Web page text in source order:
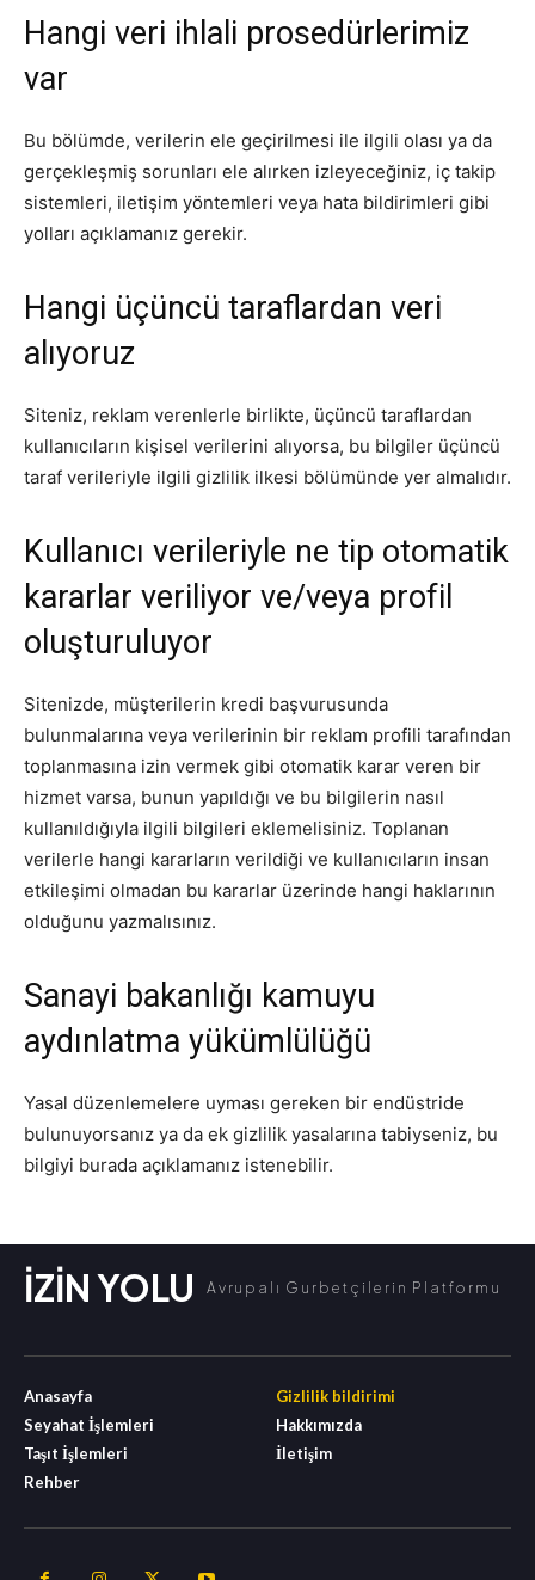
Hangi veri ihlali prosedürlerimiz
var
Bu bölümde, verilerin ele geçirilmesi ile ilgili olası ya da
gerçekleşmiş sorunları ele alırken izleyeceğiniz, iç takip
sistemleri, iletişim yöntemleri veya hata bildirimleri gibi
yolları açıklamanız gerekir.
Hangi üçüncü taraflardan veri
alıyoruz
Siteniz, reklam verenlerle birlikte, üçüncü taraflardan
kullanıcıların kişisel verilerini alıyorsa, bu bilgiler üçüncü
taraf verileriyle ilgili gizlilik ilkesi bölümünde yer almalıdır.
Kullanıcı verileriyle ne tip otomatik
kararlar veriliyor ve/veya profil
oluşturuluyor
Sitenizde, müşterilerin kredi başvurusunda
bulunmalarına veya verilerinin bir reklam profili tarafından
toplanmasına izin vermek gibi otomatik karar veren bir
hizmet varsa, bunun yapıldığı ve bu bilgilerin nasıl
kullanıldığıyla ilgili bilgileri eklemelisiniz. Toplanan
verilerle hangi kararların verildiği ve kullanıcıların insan
etkileşimi olmadan bu kararlar üzerinde hangi haklarının
olduğunu yazmalısınız.
Sanayi bakanlığı kamuyu
aydınlatma yükümlülüğü
Yasal düzenlemelere uyması gereken bir endüstride
bulunuyorsanız ya da ek gizlilik yasalarına tabiyseniz, bu
bilgiyi burada açıklamanız istenebilir.
İZİN YOLU Avrupalı Gurbetçilerin Platformu
Anasayfa
Seyahat İşlemleri
Taşıt İşlemleri
Rehber
Gizlilik bildirimi
Hakkımızda
İletişim